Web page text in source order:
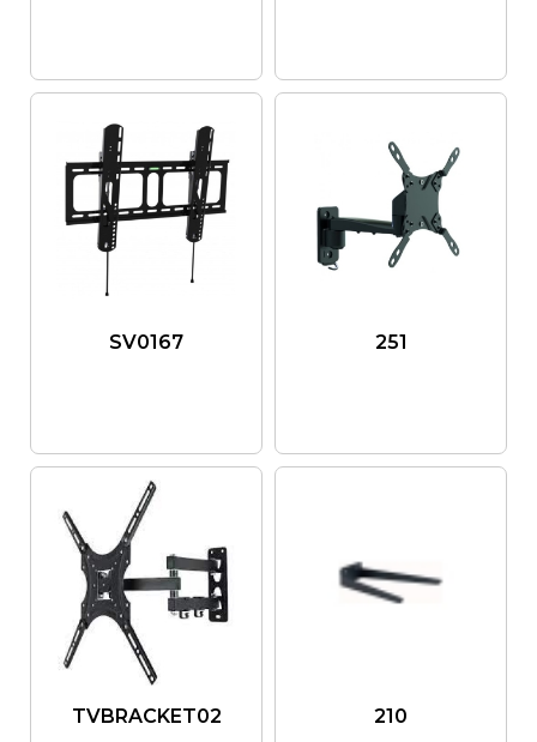
SV0167 251
TVBRACKET02 210